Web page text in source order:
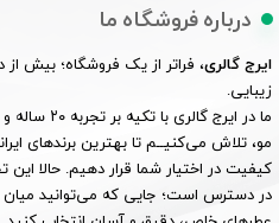
درباره فروشگاه ما
ایرج گالری، فراتر از یک فروشگاه؛ بیش از
زیبایی.
ما در ایرج
مو، تلاش می‌کنیــم تا بهترین برندهای
کیفیت در اختیار شما قرار دهیم. حالا این
در دسترس است؛ جایی که می‌توانید میان